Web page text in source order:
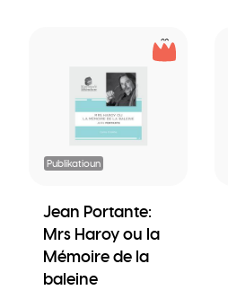
Publikatioun
Jean Portante:
Mrs Haroy ou la
Mémoire de la
baleine